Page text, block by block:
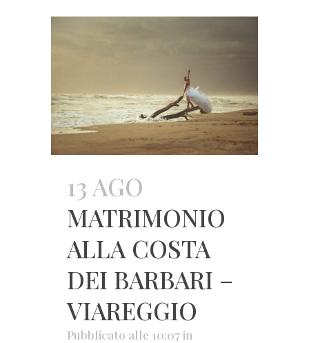
13 AGO
MATRIMONIO
ALLA COSTA
DEI BARBARI –
VIAREGGIO
Pubblicato alle 10:07in